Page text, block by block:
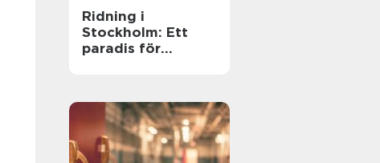
Ridning i
Stockholm: Ett
paradis för